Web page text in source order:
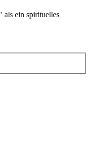
als ein spirituelles